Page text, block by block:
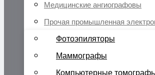
Медицинские ангиографовы
Прочая промышленная
Фотоэпиляторы
Маммографы
Компьютерные